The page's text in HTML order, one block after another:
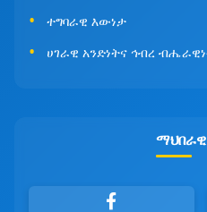
ተግባራዊ እውነታ
ሀገራዊ አንድነትና ኅብረ